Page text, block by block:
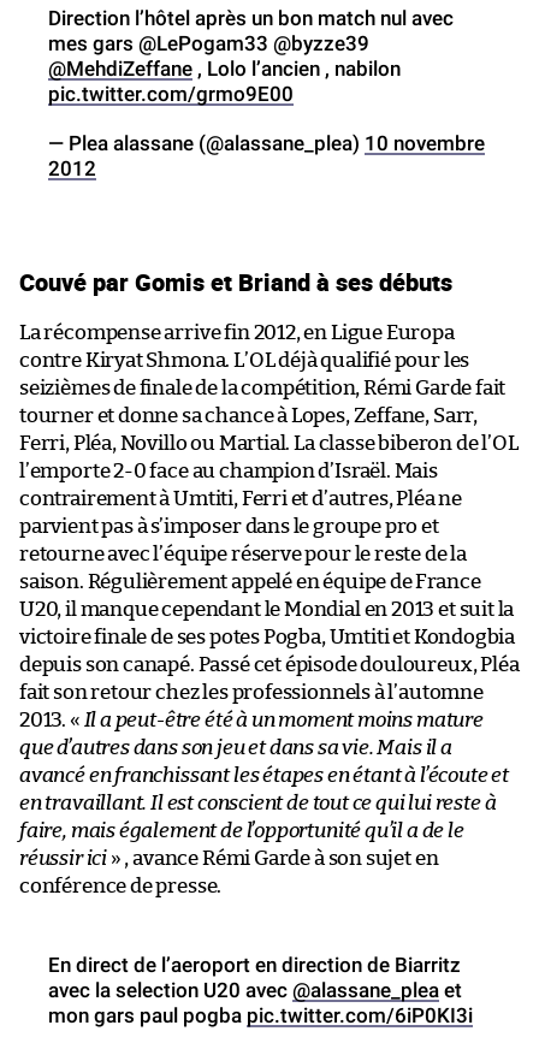
Direction l’hôtel après un bon match nul avec
mes gars @LePogam33 @byzze39
@MehdiZeffane , Lolo l’ancien , nabilon
pic.twitter.com/grmo9E00
— Plea alassane (@alassane_plea) 10 novembre
2012
Couvé par Gomis et Briand à ses débuts
La récompense arrive fin 2012, en Ligue Europa
contre Kiryat Shmona. L’OL déjà qualifié pour les
seizièmes de finale de la compétition, Rémi Garde fait
tourner et donne sa chance à Lopes, Zeffane, Sarr,
Ferri, Pléa, Novillo ou Martial. La classe biberon de l’OL
l’emporte 2-0 face au champion d’Israël. Mais
contrairement à Umtiti, Ferri et d’autres, Pléa ne
parvient pas à s’imposer dans le groupe pro et
retourne avec l’équipe réserve pour le reste de la
saison. Régulièrement appelé en équipe de France
U20, il manque cependant le Mondial en 2013 et suit la
victoire finale de ses potes Pogba, Umtiti et Kondogbia
depuis son canapé. Passé cet épisode douloureux, Pléa
fait son retour chez les professionnels à l’automne
2013. « Il a peut-être été à un moment moins mature
que d’autres dans son jeu et dans sa vie. Mais il a
avancé en franchissant les étapes en étant à l’écoute et
en travaillant. Il est conscient de tout ce qui lui reste à
faire, mais également de l’opportunité qu’il a de le
réussir ici » , avance Rémi Garde à son sujet en
conférence de presse.
En direct de l’aeroport en direction de Biarritz
avec la selection U20 avec @alassane_plea et
mon gars paul pogba pic.twitter.com/6iP0KI3i